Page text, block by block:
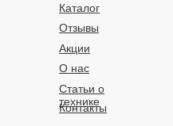
Каталог
О нас
Статьи о
технике
Отзывы
Акции
Контакты